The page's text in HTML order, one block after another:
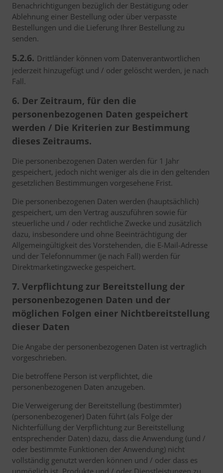
Benachrichtigungen bezüglich der Bestätigung oder
Ablehnung einer Bestellung oder über verpasste
Bestellungen und die Lieferung Ihrer Bestellung zu
senden.
5.2.6. Drittländer können vom Datenverantwortlichen
jederzeit hinzugefügt und / oder gelöscht werden, je nach
Fall.
6. Der Zeitraum, für den die
personenbezogenen Daten gespeichert
werden / Die Kriterien zur Bestimmung
dieses Zeitraums.
Die personenbezogenen Daten werden für 1 Jahr
gespeichert, jedoch nicht weniger als die in den geltenden
gesetzlichen Bestimmungen vorgesehene Frist.
Die personenbezogenen Daten werden (hauptsächlich)
gespeichert, um den Vertrag auszuführen sowie für
steuerliche und / oder rechtliche Zwecke und zusätzlich
dazu, insbesondere und ohne Beeinträchtigung der
Allgemeingültigkeit des Vorstehenden, die E-Mail-Adresse
und der Telefonnummer (je nach Fall) werden für
Direktmarketingzwecke gespeichert.
7. Verpflichtung zur Bereitstellung der
personenbezogenen Daten und der
möglichen Folgen einer Nichtbereitstellung
dieser Daten
Die Angabe der personenbezogenen Daten ist vertraglich
vorgeschrieben.
Die betroffene Person ist verpflichtet, die
personenbezogenen Daten anzugeben.
Die Verweigerung der Bereitstellung (bestimmter)
(personenbezogener) Daten führt (als Folge der
Nichterfüllung der Verpflichtung zur Bereitstellung
entsprechender Daten) dazu, dass die Anwendung (und /
oder bestimmte Funktionen der Anwendung) nicht
vollständig genutzt werden können und / oder dass es
unmöglich ist, Produkte und / oder Dienstleistungen zu